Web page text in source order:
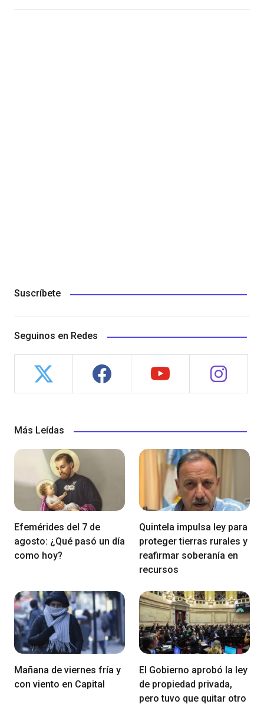
Suscríbete
Seguinos en Redes
Más Leídas
Efemérides del 7 de
agosto: ¿Qué pasó un día
como hoy?
Quintela impulsa ley para
proteger tierras rurales y
reafirmar soberanía en
recursos
Mañana de viernes fría y
con viento en Capital
El Gobierno aprobó la ley
de propiedad privada,
pero tuvo que quitar otro